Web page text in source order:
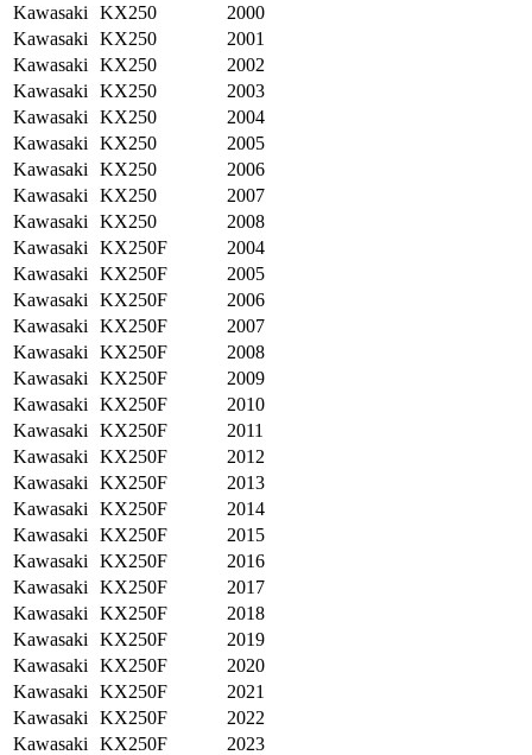
Kawasaki
KX250
2000
Kawasaki
KX250
2001
Kawasaki
KX250
2002
Kawasaki
KX250
2003
Kawasaki
KX250
2004
Kawasaki
KX250
2005
Kawasaki
KX250
2006
Kawasaki
KX250
2007
Kawasaki
KX250
2008
Kawasaki
KX250F
2004
Kawasaki
KX250F
2005
Kawasaki
KX250F
2006
Kawasaki
KX250F
2007
Kawasaki
KX250F
2008
Kawasaki
KX250F
2009
Kawasaki
KX250F
2010
Kawasaki
KX250F
2011
Kawasaki
KX250F
2012
Kawasaki
KX250F
2013
Kawasaki
KX250F
2014
Kawasaki
KX250F
2015
Kawasaki
KX250F
2016
Kawasaki
KX250F
2017
Kawasaki
KX250F
2018
Kawasaki
KX250F
2019
Kawasaki
KX250F
2020
Kawasaki
KX250F
2021
Kawasaki
KX250F
2022
Kawasaki
KX250F
2023